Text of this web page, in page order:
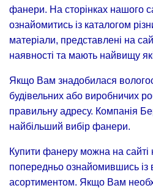
фанери. На сторінках нашого
ознайомитись із каталогом
матеріали, представлені на
наявності та мають найвищу
Якщо Вам знадобилася
будівельних або виробничих
правильну адресу. Компанія
найбільший вибір фанери.
Купити фанеру можна на сайті
попередньо ознайомившись із
асортиментом. Якщо Вам